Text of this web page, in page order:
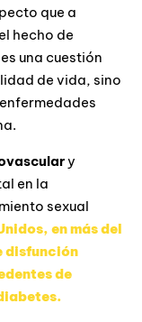
que a
hecho de
una cuestión
de vida, sino
y
en la
sexual
en más del
disfunción
de